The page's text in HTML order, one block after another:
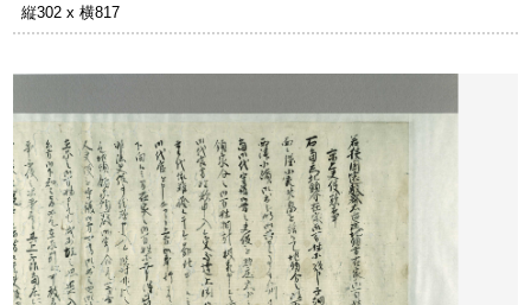
縦302 x 横817